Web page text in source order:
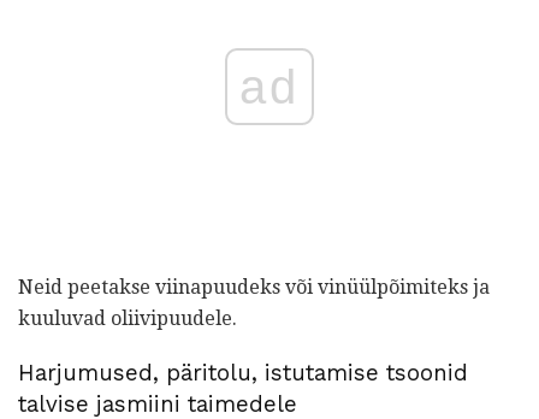
ad
Neid peetakse viinapuudeks või vinüülpõimiteks ja
kuuluvad oliivipuudele.
Harjumused, päritolu, istutamise tsoonid
talvise jasmiini taimedele